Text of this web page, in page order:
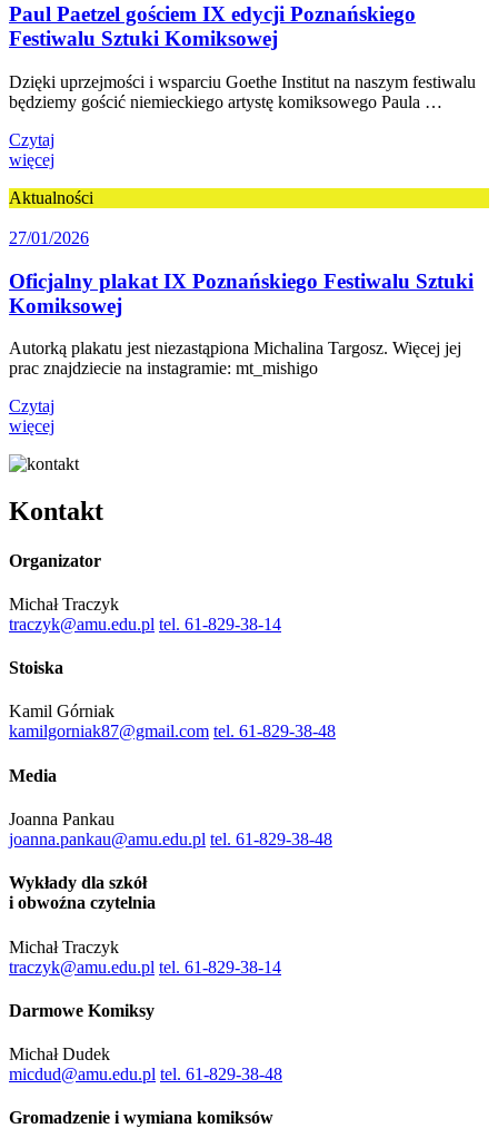
Paul Paetzel gościem IX edycji Poznańskiego
Festiwalu Sztuki Komiksowej
Dzięki uprzejmości i wsparciu Goethe Institut na naszym festiwalu
będziemy gościć niemieckiego artystę komiksowego Paula …
Czytaj
więcej
Aktualności
27/01/2026
Oficjalny plakat IX Poznańskiego Festiwalu Sztuki
Komiksowej
Autorką plakatu jest niezastąpiona Michalina Targosz. Więcej jej
prac znajdziecie na instagramie: mt_mishigo
Czytaj
więcej
Kontakt
Organizator
Michał Traczyk
traczyk@amu.edu.pl tel. 61-829-38-14
Stoiska
Kamil Górniak
kamilgorniak87@gmail.com tel. 61-829-38-48
Media
Joanna Pankau
joanna.pankau@amu.edu.pl tel. 61-829-38-48
Wykłady dla szkół
i obwoźna czytelnia
Michał Traczyk
traczyk@amu.edu.pl tel. 61-829-38-14
Darmowe Komiksy
Michał Dudek
micdud@amu.edu.pl tel. 61-829-38-48
Gromadzenie i wymiana komiksów